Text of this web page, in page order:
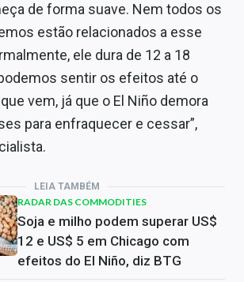
de forma suave. Nem todos os
estão relacionados a esse
ele dura de 12 a 18
sentir os efeitos até o
vem, já que o El Niño demora
para enfraquecer e cessar”,
LEIA TAMBÉM
RADAR DAS COMMODITIES
Soja e milho podem superar US$
12 e US$ 5 em Chicago com
efeitos do El Niño, diz BTG